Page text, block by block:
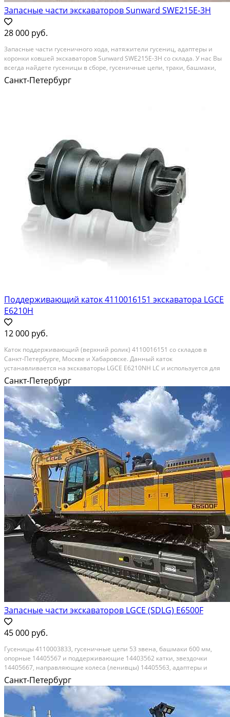
Запасные части экскаваторов Sunward SWE215E-3H
28 000 руб.
Запасные части гусеничного хода, натяжители гусениц, адаптеры и
коронки ковшей экскаваторов Sunward SWE215E-3H со склада. У нас Вы
всегда найдете гусеницы в сборе, гусеничные цепи, траки, башмаки,
поддерживающие и опорные катки, ведущие и направляющие колеса,
звездочки, ленивцы, башмачные болты и...
Санкт-Петербург
Поддерживающий каток 4110016151 экскаватора LGCE
E6210H
12 000 руб.
Каток поддерживающий (верхний ролик) 4110016151 со складов в
Санкт-Петербурге, Москве и Хабаровске. Данный каток
устанавливается на экскаваторы LGCE E6210NH LC и используется для
поддержания верхней ветви гусеничной цепи вышеуказанных
экскаваторов. Также всегда на складе другие элементы...
Санкт-Петербург
Запасные части экскаваторов LGCE (SDLG) E6500F
45 000 руб.
Гусеницы 4110003833, гусеничные цепи 53 звена, башмаки 600 мм,
опорные 14405567 и поддерживающие 14403562 катки, звездочки
14405667, направляющие колеса (ленивцы) 14405563, адаптеры и
коронки ковшей экскаваторов LGCE (SDLG) E6500F со склада. Отправка
запчастей транспортными компаниями. Гарантия...
Санкт-Петербург